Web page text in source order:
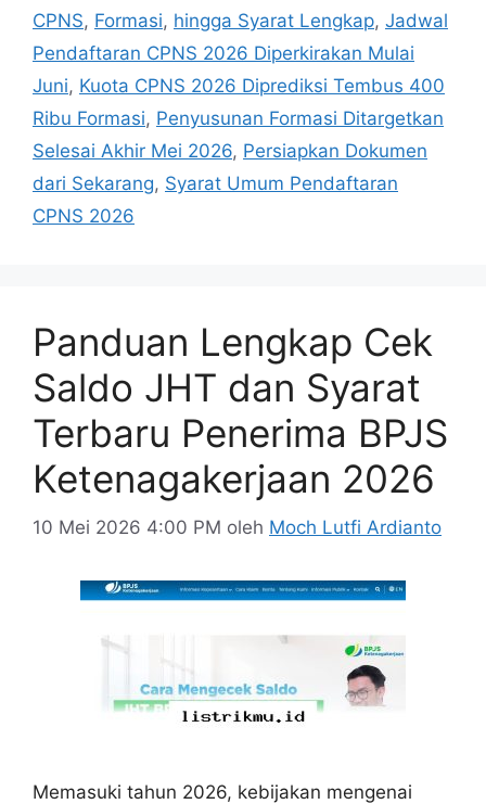
CPNS, Formasi, hingga Syarat Lengkap, Jadwal
Pendaftaran CPNS 2026 Diperkirakan Mulai
Juni, Kuota CPNS 2026 Diprediksi Tembus 400
Ribu Formasi, Penyusunan Formasi Ditargetkan
Selesai Akhir Mei 2026, Persiapkan Dokumen
dari Sekarang, Syarat Umum Pendaftaran
CPNS 2026
Panduan Lengkap Cek
Saldo JHT dan Syarat
Terbaru Penerima BPJS
Ketenagakerjaan 2026
10 Mei 2026 4:00 PM oleh Moch Lutfi Ardianto
Memasuki tahun 2026, kebijakan mengenai